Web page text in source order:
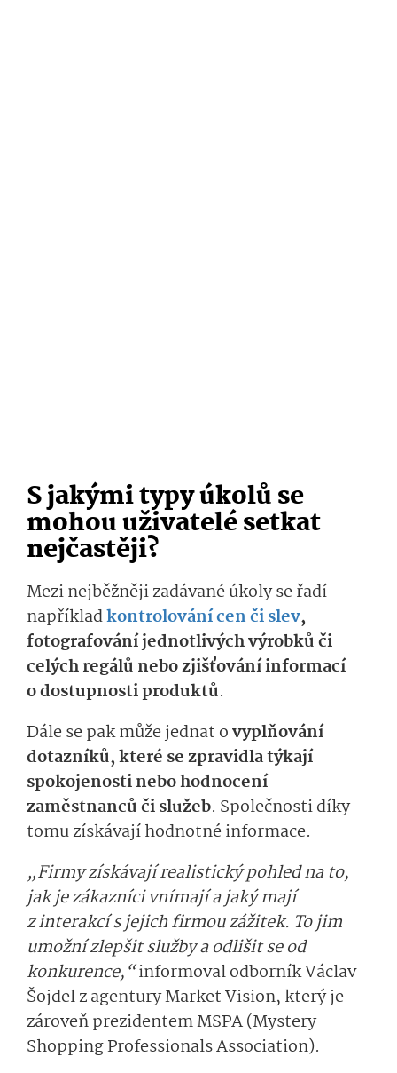
S jakými typy úkolů se
mohou uživatelé setkat
nejčastěji?
Mezi nejběžněji zadávané úkoly se řadí
napříkladkontrolování cen či slev,
fotografování jednotlivých výrobků či
celých regálů nebo zjišťování informací
o dostupnosti produktů.
Dále se pak může jednat ovyplňování
dotazníků, které se zpravidla týkají
spokojenosti nebo hodnocení
zaměstnanců či služeb. Společnosti díky
tomu získávají hodnotné informace.
„Firmy získávají realistický pohled na to,
jak je zákazníci vnímají a jaký mají
z interakcí s jejich firmou zážitek. To jim
umožní zlepšit služby a odlišit se od
konkurence,“in­formoval odborník Václav
Šojdel z agentury Market Vision, který je
zároveň prezidentem MSPA (Mystery
Shopping Professionals Association).